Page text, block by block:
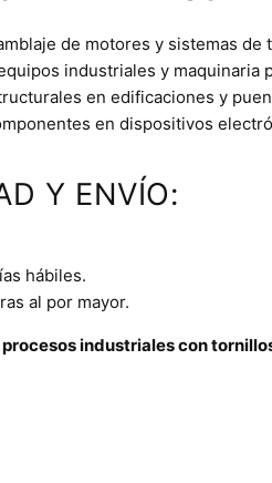
de motores y sistemas de
industriales y maquinaria
en edificaciones y
en dispositivos
Y ENVÍO:
hábiles.
al por mayor.
industriales con